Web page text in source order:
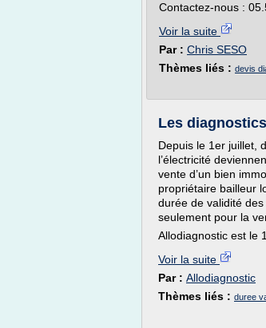
Contactez-nous :
Voir la suite
Par : Chris SESO
Thèmes liés : devis
Les
Depuis le 1er juillet,
l’électricité
vente d’un bien
propriétaire bailleur
durée de validité
seulement pour la
Allodiagnostic est le
Voir la suite
Par : Allodiagnostic
Thèmes liés : duree